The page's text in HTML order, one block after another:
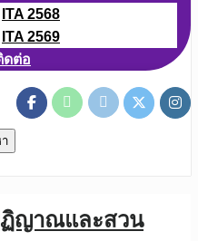
ITA 2568
ITA 2569
ดต่อ
ญาณและสวน